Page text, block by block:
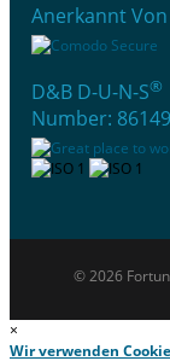
Anerkannt Von
D&B D-U-N-S®
Number:
© 2026
×
Wir verwenden